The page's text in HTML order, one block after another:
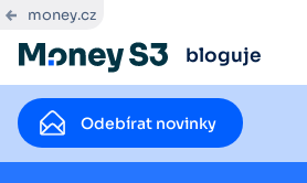
money.cz
bloguje
Odebírat novinky